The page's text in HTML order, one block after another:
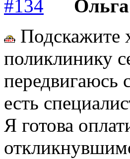
Подскажите
поликлинику
передвигаюсь
есть
Я готова